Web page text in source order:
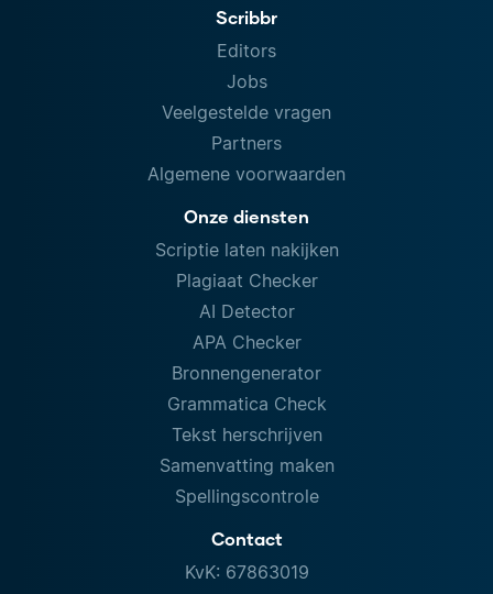
Scribbr
Editors
Jobs
Veelgestelde vragen
Partners
Algemene voorwaarden
Onze diensten
Scriptie laten nakijken
Plagiaat Checker
AI Detector
APA Checker
Bronnengenerator
Grammatica Check
Tekst herschrijven
Samenvatting maken
Spellingscontrole
Contact
KvK: 67863019